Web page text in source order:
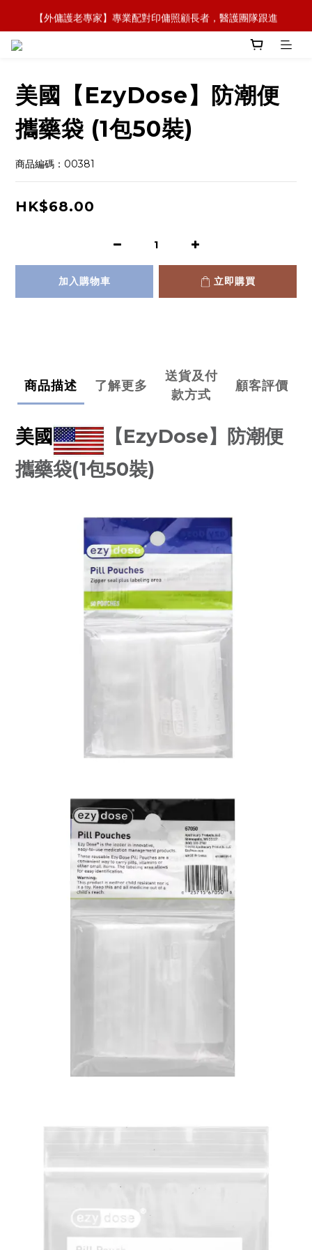
【全新概念】長者護理復康用品，可租可買，彈性選擇
【外傭護老專家】專業配對印傭照顧長者，醫護團隊跟進
【政府資助】善用社區照顧服務券，上門服務及租用產品
美國【EzyDose】防潮便
攜藥袋 (1包50裝)
商品編碼：00381
HK$68.00
加入購物車 立即購買
商品描述 了解更多
送貨及付
款方式
顧客評價
美國 【EzyDose】防潮便
攜藥袋(1包50裝)